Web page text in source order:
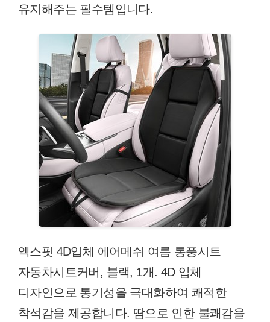
유지해주는 필수템입니다.
엑스핏 4D입체 에어메쉬 여름 통풍시트
자동차시트커버, 블랙, 1개. 4D 입체
디자인으로 통기성을 극대화하여 쾌적한
착석감을 제공합니다. 땀으로 인한 불쾌감을